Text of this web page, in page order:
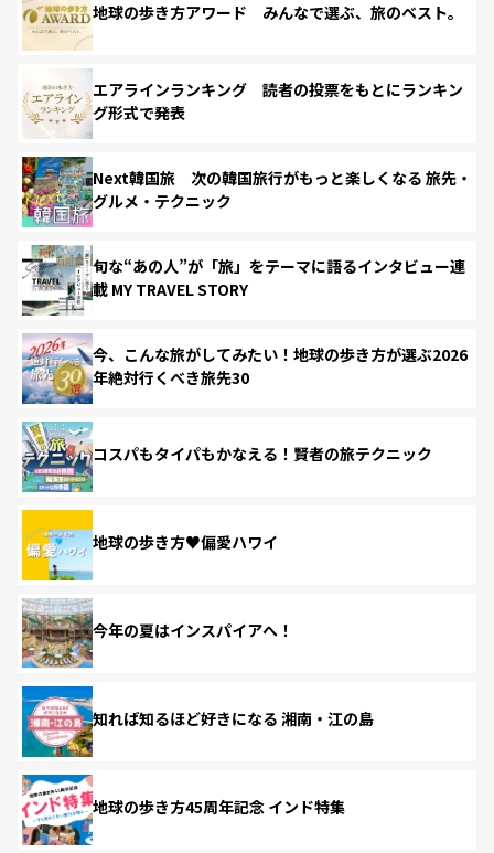
地球の歩き方アワード みんなで選ぶ、旅のベスト。
エアラインランキング 読者の投票をもとにランキン
グ形式で発表
Next韓国旅 次の韓国旅行がもっと楽しくなる 旅先・
グルメ・テクニック
旬な“あの人”が「旅」をテーマに語るインタビュー連
載 MY TRAVEL STORY
今、こんな旅がしてみたい！地球の歩き方が選ぶ2026
年絶対行くべき旅先30
コスパもタイパもかなえる！賢者の旅テクニック
地球の歩き方♥偏愛ハワイ
今年の夏はインスパイアへ！
知れば知るほど好きになる 湘南・江の島
地球の歩き方45周年記念 インド特集